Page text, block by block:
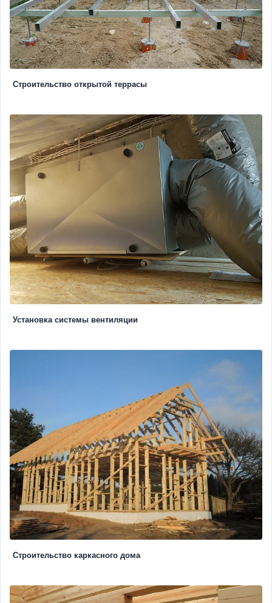
Строительство открытой террасы
Установка системы вентиляции
Строительство каркасного дома